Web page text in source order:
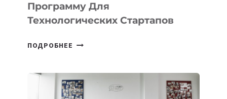
ПРЕДПРИНИМАТЕЛЬСТВО
Программу Для
Технологических Стартапов
ПОДРОБНЕЕ ОТКРЫТ
DEAL
VELOCITY